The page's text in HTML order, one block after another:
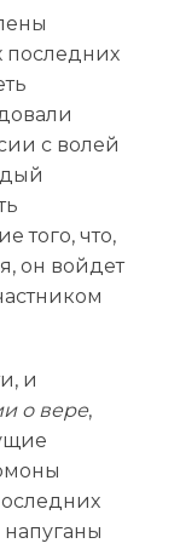
последних
с волей
того, что,
он войдет
и
о вере,
напуганы